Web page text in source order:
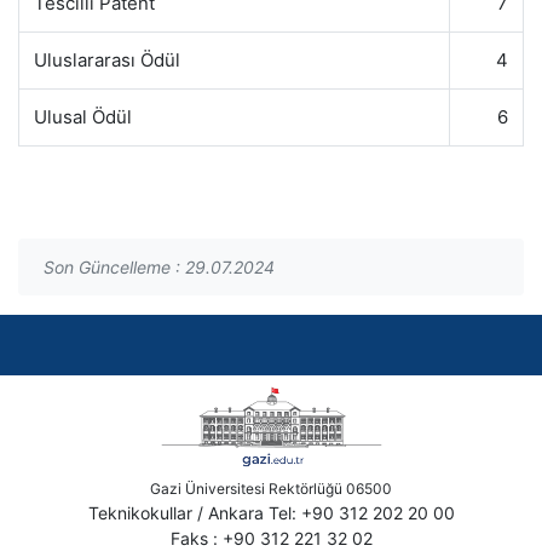
Uluslararası Ödül 4
Ulusal Ödül 6
Son Güncelleme : 29.07.2024
Gazi Üniversitesi Rektörlüğü 06500
Teknikokullar / Ankara Tel: +90 312 202 20 00
Faks : +90 312 221 32 02